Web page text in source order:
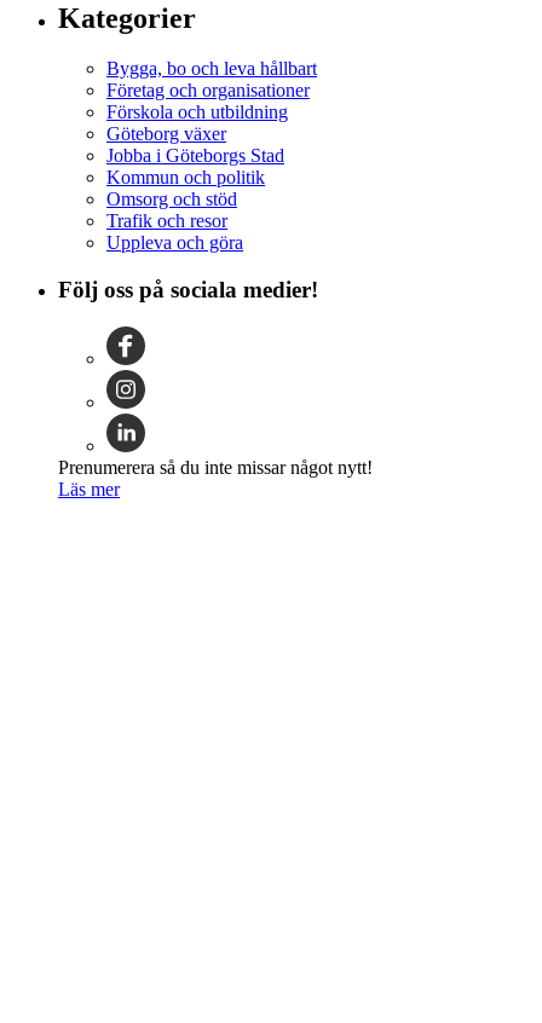
Kategorier
Bygga, bo och leva hållbart
Företag och organisationer
Förskola och utbildning
Göteborg växer
Jobba i Göteborgs Stad
Kommun och politik
Omsorg och stöd
Trafik och resor
Uppleva och göra
Följ oss på sociala medier!
Prenumerera så du inte missar något nytt!
Läs mer